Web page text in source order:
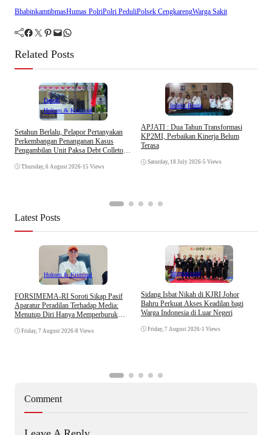
BhabinkamtibmasHumas PolriPolri PeduliPolsek CengkarengWarga Sakit
Facebook Twitter Pinterest Mail WhatsApp
Related Posts
Daerah
Hukum & Kriminal
Setahun Berlalu, Pelapor Pertanyakan
Perkembangan Penanganan Kasus
Pengambilan Unit Paksa Debt Colletor
Thursday, 6 August 2026•15 Views
Indeks Berita
APJATI : Dua Tahun Transformasi
KP2MI, Perbaikan Kinerja Belum
Terasa
Saturday, 18 July 2026•5 Views
Latest Posts
Hukum & Kriminal
​FORSIMEMA-RI Soroti Sikap Pasif
Aparatur Peradilan Terhadap Media:
Menutup Diri Hanya Memperburuk
Friday, 7 August 2026•8 Views
Internasional
Sidang Isbat Nikah di KJRI Johor
Bahru Perkuat Akses Keadilan bagi
Warga Indonesia di Luar Negeri
Friday, 7 August 2026•1 Views
Comment